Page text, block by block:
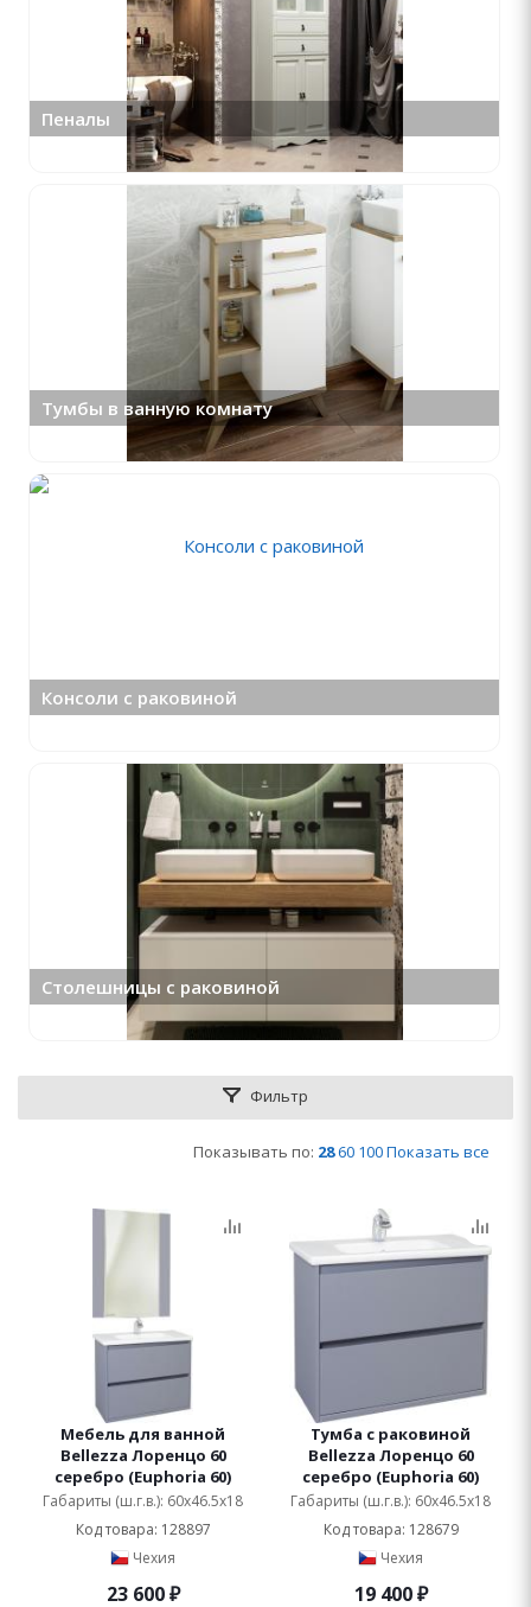
Пеналы
Тумбы в ванную комнату
Консоли с раковиной
Столешницы с раковиной
Фильтр
Показывать по: 28 60 100Показать все
Мебель для ванной
Bellezza Лоренцо 60
серебро (Euphoria 60)
Габариты (ш.г.в.): 60x46.5x18
Код товара: 128897
Чехия
23 600₽
Тумба с раковиной
Bellezza Лоренцо 60
серебро (Euphoria 60)
Габариты (ш.г.в.): 60x46.5x18
Код товара: 128679
Чехия
19 400₽